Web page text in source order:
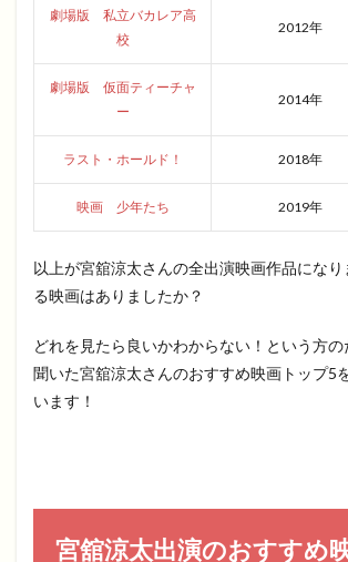
劇場版 私立バカレア高
校
2012年
劇場版 仮面ティーチャ
ー
2014年
ラスト・ホールド！ 2018年
映画 少年たち 2019年
以上が宮舘涼太さんの全出演映画作品にな
る映画はありましたか？
どれを見たら良いかわからない！という方
聞いた宮舘涼太さんのおすすめ映画トップ5
います！
宮舘涼太出演のおすすめ